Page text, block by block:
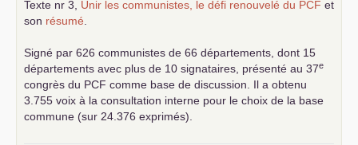
Texte nr 3, Unir les communistes, le défi renouvelé du PCF et
son résumé
Signé par 626 communistes de 66 départements, dont 15
départements avec plus de 10 signataires, présenté au 37e
congrès du PCF comme base de discussion. Il a obtenu
3.755 voix à la consultation interne pour le choix de la base
commune (sur 24.376 exprimés).